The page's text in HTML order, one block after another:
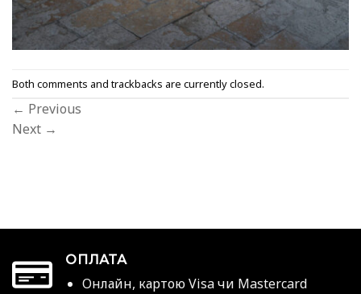
Both comments and trackbacks are currently closed.
← Previous
Next →
ОПЛАТА
Онлайн, картою Visa чи Mastercard